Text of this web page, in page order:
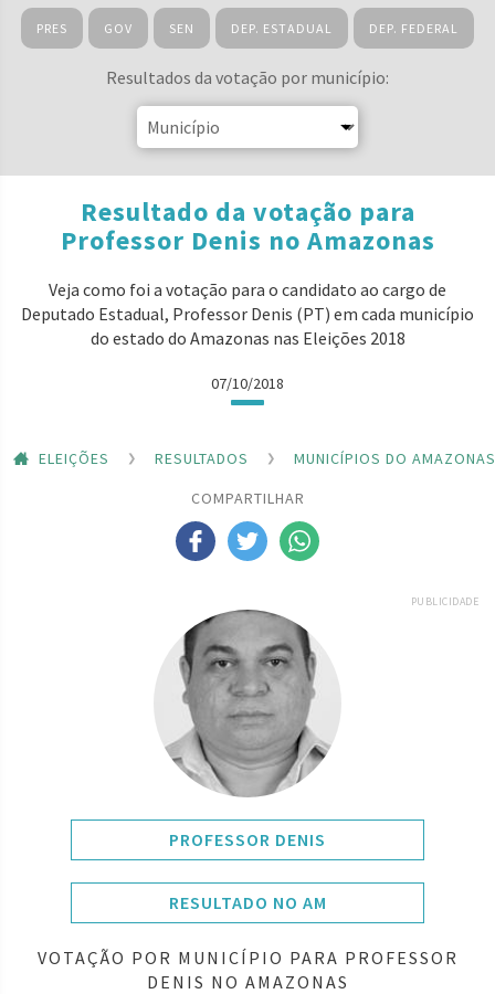
PRES GOV SEN DEP. ESTADUAL DEP. FEDERAL
Resultados da votação por município:
Resultado da votação para
Professor Denis no Amazonas
Veja como foi a votação para o candidato ao cargo de
Deputado Estadual, Professor Denis (PT) em cada município
do estado do Amazonas nas Eleições 2018
07/10/2018
ELEIÇÕES RESULTADOS
MUNICÍPIOS DO AMAZONAS
COMPARTILHAR
PUBLICIDADE
PROFESSOR DENIS
RESULTADO NO AM
VOTAÇÃO POR MUNICÍPIO PARA PROFESSOR
DENIS NO AMAZONAS